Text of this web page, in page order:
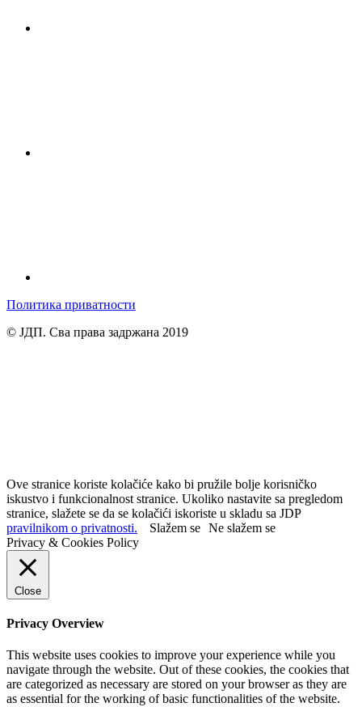
Политика приватности
© ЈДП. Сва права задржана 2019
Ove stranice koriste kolačiće kako bi pružile bolje korisničko
iskustvo i funkcionalnost stranice. Ukoliko nastavite sa pregledom
stranice, slažete se da se kolačići iskoriste u skladu sa JDP
pravilnikom o privatnosti.
Slažem se Ne slažem se
Privacy & Cookies Policy
Close
Privacy Overview
This website uses cookies to improve your experience while you
navigate through the website. Out of these cookies, the cookies that
are categorized as necessary are stored on your browser as they are
as essential for the working of basic functionalities of the website.